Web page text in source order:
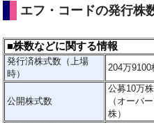
エフ・コードの発行株
■株数などに関する情報
発行済株式数（上場
時）
204万9100
公開株式数
公募10万
（オーバ
株）